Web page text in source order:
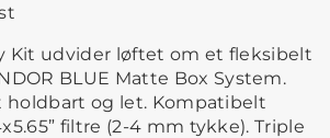
Kit udvider løftet om et fleksibelt
BLUE Matte Box System.
holdbart og let. Kompatibelt
filtre (2-4 mm tykke). Triple